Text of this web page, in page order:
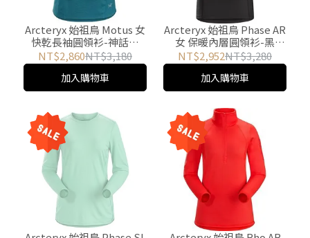
Arcteryx 始祖鳥 Motus 女
快乾長袖圓領衫-神話綠
18907 游遊戶外 Yoyo
Outdoor
NT$2,860NT$3,180
加入購物車
Arcteryx 始祖鳥 Phase AR
女 保暖內層圓領衫-黑
16250 游遊戶外 Yoyo
Outdoor
NT$2,952NT$3,280
加入購物車